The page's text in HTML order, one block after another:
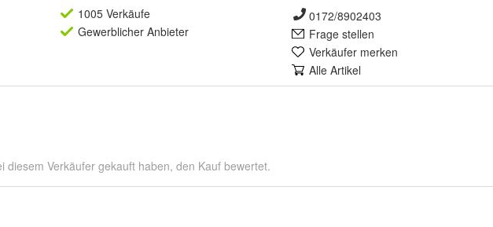
1005 Verkäufe
Gewerblicher Anbieter
0172/8902403
Frage stellen
Verkäufer merken
Alle Artikel
diesem Verkäufer gekauft haben, den Kauf bewertet.